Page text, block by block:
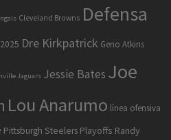
Cleveland Browns Defensa
Dre Kirkpatrick Geno Atkins
Jaguars Jessie Bates Joe
Lou Anarumo línea ofensiva
Pittsburgh Steelers Playoffs Randy